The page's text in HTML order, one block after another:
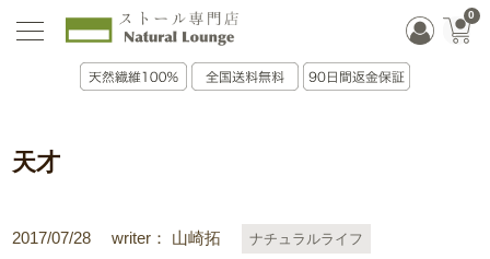
0
2017/07/28 writer： 山崎拓 ナチュラルライフ
天才